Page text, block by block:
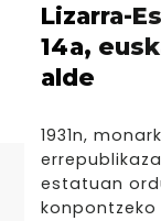
Lizarra-
14a,
alde
1931n,
estatuan